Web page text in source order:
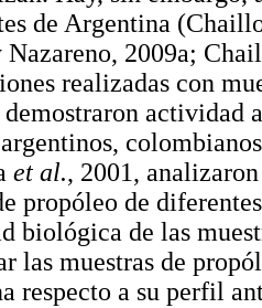
de Argentina
2009a;
realizadas con
actividad
et al., 2001,
propóleo de
biológica de las
las muestras de
respecto a su perfil